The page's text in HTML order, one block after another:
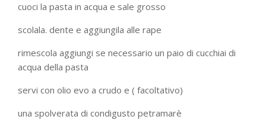
cuoci la pasta in acqua e sale grosso
scolala. dente e aggiungila alle rape
rimescola aggiungi se necessario un paio di cucchiai di
acqua della pasta
servi con olio evo a crudo e ( facoltativo)
una spolverata di condigusto petramarè